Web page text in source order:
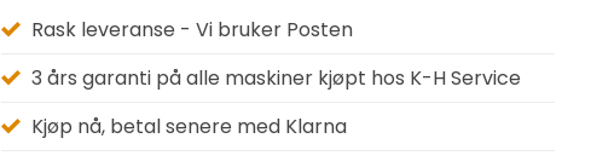
Rask leveranse - Vi bruker Posten
3 års garanti på alle maskiner kjøpt hos K-H Service
Kjøp nå, betal senere med Klarna